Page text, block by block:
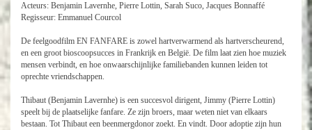
Acteurs: Benjamin Lavernhe, Pierre Lottin, Sarah Suco, Jacques Bonnaffé
Regisseur: Emmanuel Courcol
De feelgoodfilm EN FANFARE is zowel hartverwarmend als hartverscheurend,
en een groot bioscoopsucces in Frankrijk en België. De film laat zien hoe muziek
mensen verbindt, en hoe onwaarschijnlijke familiebanden kunnen leiden tot
oprechte vriendschappen.
Thibaut (Benjamin Lavernhe) is een succesvol dirigent, Jimmy (Pierre Lottin)
speelt bij de plaatselijke fanfare. Ze zijn broers, maar weten niet van elkaars
bestaan. Tot Thibaut een beenmergdonor zoekt. En vindt. Door adoptie zijn hun